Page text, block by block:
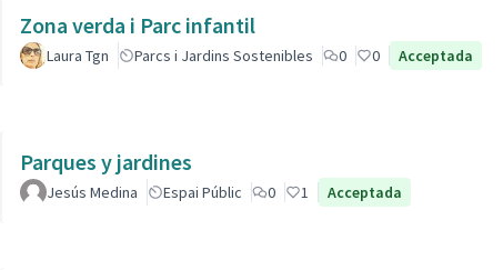
Zona verda i Parc infantil
Laura Tgn Parcs i Jardins Sostenibles 0 0 Acceptada
Parques y jardines
Jesús Medina Espai Públic 0 1 Acceptada